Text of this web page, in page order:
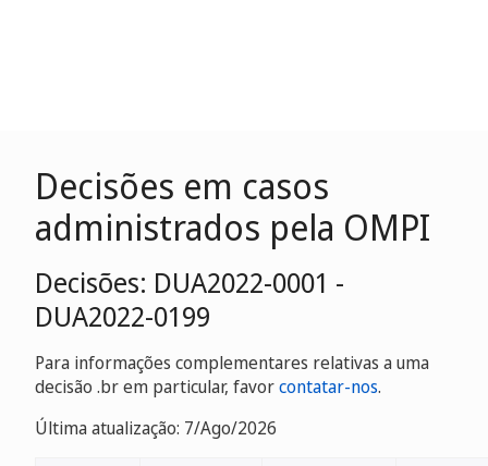
Decisões em casos
administrados pela OMPI
Decisões: DUA2022-0001 -
DUA2022-0199
Para informações complementares relativas a uma
decisão .br em particular, favorcontatar-nos.
Última atualização: 7/Ago/2026